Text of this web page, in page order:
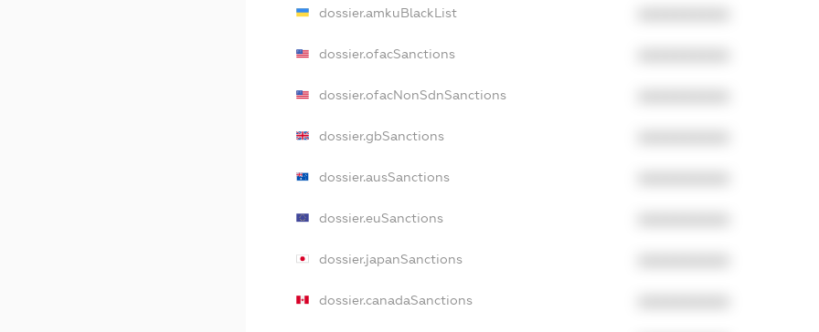
dossier.amkuBlackList
dossier.ofacSanctions
dossier.ofacNonSdnSanctions
dossier.gbSanctions
dossier.ausSanctions
dossier.euSanctions
dossier.japanSanctions
dossier.canadaSanctions